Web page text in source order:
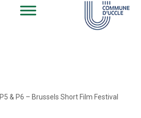
P5 & P6 – Brussels Short Film Festival